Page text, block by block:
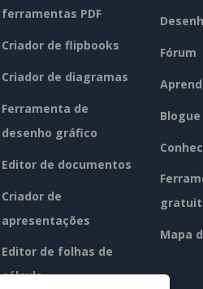
ferramentas PDF
Criador de flipbooks
Criador de diagramas
Ferramenta de
desenho gráfico
Editor de documentos
Criador de
apresentações
Editor de folhas de
cálculo
Fórum
Blogue
Mapa